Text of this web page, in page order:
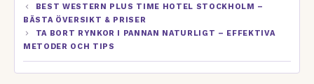
BEST WESTERN PLUS TIME HOTEL STOCKHOLM –
BÄSTA ÖVERSIKT & PRISER
TA BORT RYNKOR I PANNAN NATURLIGT – EFFEKTIVA
METODER OCH TIPS